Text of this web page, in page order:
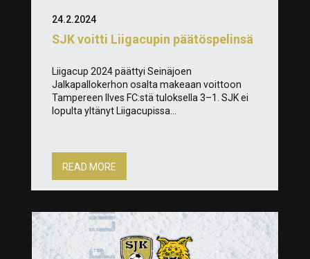
SJK voitti Liigacupin päätöspelinsä
24.2.2024
Liigacup 2024 päättyi Seinäjoen
Jalkapallokerhon osalta makeaan voittoon
Tampereen Ilves FC:stä tuloksella 3–1. SJK ei
lopulta yltänyt Liigacupissa...
READ MORE